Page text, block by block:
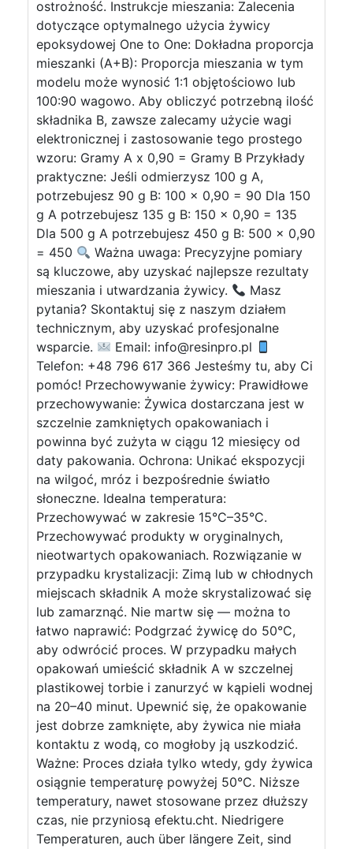
ostrożność. Instrukcje mieszania: Zalecenia
dotyczące optymalnego użycia żywicy
epoksydowej One to One: Dokładna proporcja
mieszanki (A+B): Proporcja mieszania w tym
modelu może wynosić 1:1 objętościowo lub
100:90 wagowo. Aby obliczyć potrzebną ilość
składnika B, zawsze zalecamy użycie wagi
elektronicznej i zastosowanie tego prostego
wzoru: Gramy A x 0,90 = Gramy B Przykłady
praktyczne: Jeśli odmierzysz 100 g A,
potrzebujesz 90 g B: 100 x 0,90 = 90 Dla 150
g A potrzebujesz 135 g B: 150 x 0,90 = 135
Dla 500 g A potrzebujesz 450 g B: 500 x 0,90
= 450
Ważna uwaga: Precyzyjne pomiary
są kluczowe, aby uzyskać najlepsze rezultaty
mieszania i utwardzania żywicy.
Masz
pytania? Skontaktuj się z naszym działem
technicznym, aby uzyskać profesjonalne
wsparcie.
Email: info@resinpro.pl
Telefon: +48 796 617 366 Jesteśmy tu, aby Ci
pomóc! Przechowywanie żywicy: Prawidłowe
przechowywanie: Żywica dostarczana jest w
szczelnie zamkniętych opakowaniach i
powinna być zużyta w ciągu 12 miesięcy od
daty pakowania. Ochrona: Unikać ekspozycji
na wilgoć, mróz i bezpośrednie światło
słoneczne. Idealna temperatura:
Przechowywać w zakresie 15°C–35°C.
Przechowywać produkty w oryginalnych,
nieotwartych opakowaniach. Rozwiązanie w
przypadku krystalizacji: Zimą lub w chłodnych
miejscach składnik A może skrystalizować się
lub zamarznąć. Nie martw się — można to
łatwo naprawić: Podgrzać żywicę do 50°C,
aby odwrócić proces. W przypadku małych
opakowań umieścić składnik A w szczelnej
plastikowej torbie i zanurzyć w kąpieli wodnej
na 20–40 minut. Upewnić się, że opakowanie
jest dobrze zamknięte, aby żywica nie miała
kontaktu z wodą, co mogłoby ją uszkodzić.
Ważne: Proces działa tylko wtedy, gdy żywica
osiągnie temperaturę powyżej 50°C. Niższe
temperatury, nawet stosowane przez dłuższy
czas, nie przyniosą efektu.cht. Niedrigere
Temperaturen, auch über längere Zeit, sind